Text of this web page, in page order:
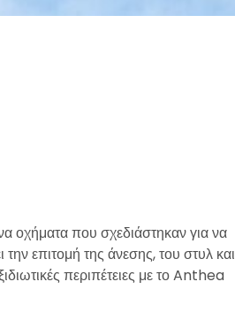
οχήματα που σχεδιάστηκαν για να
επιτομή της άνεσης, του στυλ και
περιπέτειες με το Anthea